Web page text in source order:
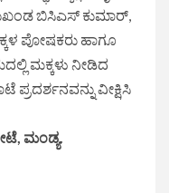
ಬಿಸಿಎಸ್ ಕುಮಾರ್,
ಪೋಷಕರು ಹಾಗೂ
ಮಕ್ಕಳು ನೀಡಿದ
ಪ್ರದರ್ಶನವನ್ನು ವೀಕ್ಷಿಸಿ
ಮಂಡ್ಯ.